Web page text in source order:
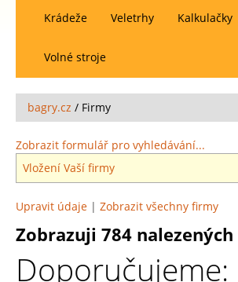
Krádeže Veletrhy Kalkulačky
Volné stroje
bagry.cz / Firmy
Zobrazit formulář pro vyhledávání...
Vložení Vaší firmy
Upravit údaje | Zobrazit všechny firmy
Zobrazuji 784
Doporučujeme: